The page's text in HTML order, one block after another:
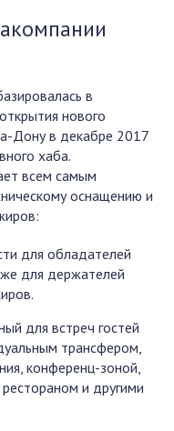
в
нового
Дону в декабре 2017
хаба.
всем самым
оснащению и
для обладателей
для держателей
для встреч гостей
трансфером,
конференц-зоной,
и другими